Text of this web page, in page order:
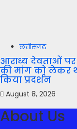
छत्तीसगढ़
आराध्य देवताओं पर
की मांग को लेकर
किया प्रदर्शन
August 8, 2026
About Us